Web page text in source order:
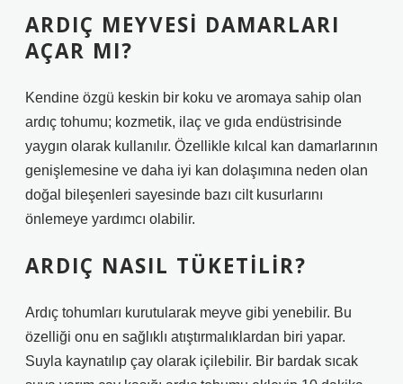
ARDIÇ MEYVESI DAMARLARI
AÇAR MI?
Kendine özgü keskin bir koku ve aromaya sahip olan
ardıç tohumu; kozmetik, ilaç ve gıda endüstrisinde
yaygın olarak kullanılır. Özellikle kılcal kan damarlarının
genişlemesine ve daha iyi kan dolaşımına neden olan
doğal bileşenleri sayesinde bazı cilt kusurlarını
önlemeye yardımcı olabilir.
ARDIÇ NASIL TÜKETILIR?
Ardıç tohumları kurutularak meyve gibi yenebilir. Bu
özelliği onu en sağlıklı atıştırmalıklardan biri yapar.
Suyla kaynatılıp çay olarak içilebilir. Bir bardak sıcak